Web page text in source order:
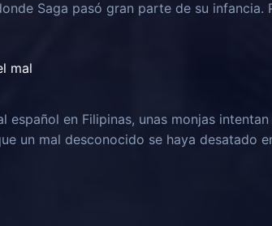
Saga pasó gran parte de su infancia.
mal
español en Filipinas, unas monjas intentan
un mal desconocido se haya desatado